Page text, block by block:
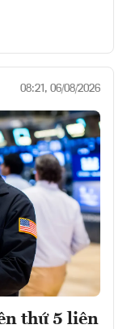
08:21, 06/08/2026
thứ 5 liên